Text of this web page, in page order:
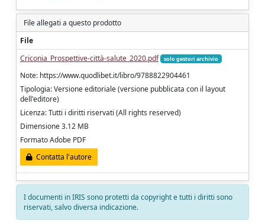
File allegati a questo prodotto
File
Criconia_Prospettive-città-salute_2020.pdf
solo gestori archivio
Note: https://www.quodlibet.it/libro/9788822904461
Tipologia: Versione editoriale (versione pubblicata con il layout
dell'editore)
Licenza: Tutti i diritti riservati (All rights reserved)
Dimensione 3.12 MB
Formato Adobe PDF
Contatta l'autore
I documenti in IRIS sono protetti da copyright e tutti i diritti sono
riservati, salvo diversa indicazione.